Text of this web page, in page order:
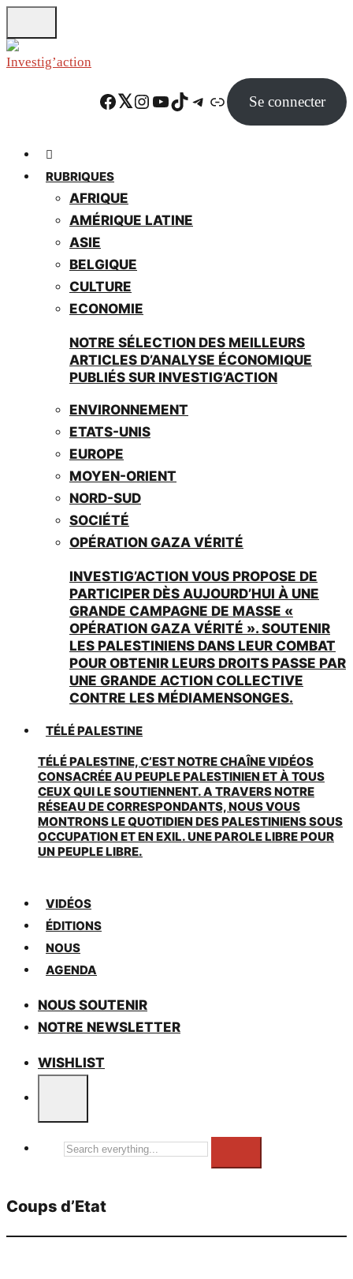
to
main
Facebook Twitter Instagram YouTube TikTok Telegram Lien Se connecter
RUBRIQUES
AFRIQUE
AMÉRIQUE LATINE
ASIE
BELGIQUE
CULTURE
ECONOMIE
NOTRE SÉLECTION DES MEILLEURS
ARTICLES D’ANALYSE ÉCONOMIQUE
PUBLIÉS SUR INVESTIG’ACTION
ENVIRONNEMENT
ETATS-UNIS
EUROPE
MOYEN-ORIENT
NORD-SUD
SOCIÉTÉ
OPÉRATION GAZA VÉRITÉ
INVESTIG’ACTION VOUS PROPOSE DE
PARTICIPER DÈS AUJOURD’HUI À UNE
GRANDE CAMPAGNE DE MASSE «
OPÉRATION GAZA VÉRITÉ ». SOUTENIR
LES PALESTINIENS DANS LEUR COMBAT
POUR OBTENIR LEURS DROITS PASSE PAR
UNE GRANDE ACTION COLLECTIVE
CONTRE LES MÉDIAMENSONGES.
TÉLÉ PALESTINE
TÉLÉ PALESTINE, C’EST NOTRE CHAÎNE VIDÉOS
CONSACRÉE AU PEUPLE PALESTINIEN ET À TOUS
CEUX QUI LE SOUTIENNENT. A TRAVERS NOTRE
RÉSEAU DE CORRESPONDANTS, NOUS VOUS
MONTRONS LE QUOTIDIEN DES PALESTINIENS SOUS
OCCUPATION ET EN EXIL. UNE PAROLE LIBRE POUR
UN PEUPLE LIBRE.
VIDÉOS
ÉDITIONS
NOUS
AGENDA
NOUS SOUTENIR
NOTRE NEWSLETTER
WISHLIST
Search
Coups d’Etat